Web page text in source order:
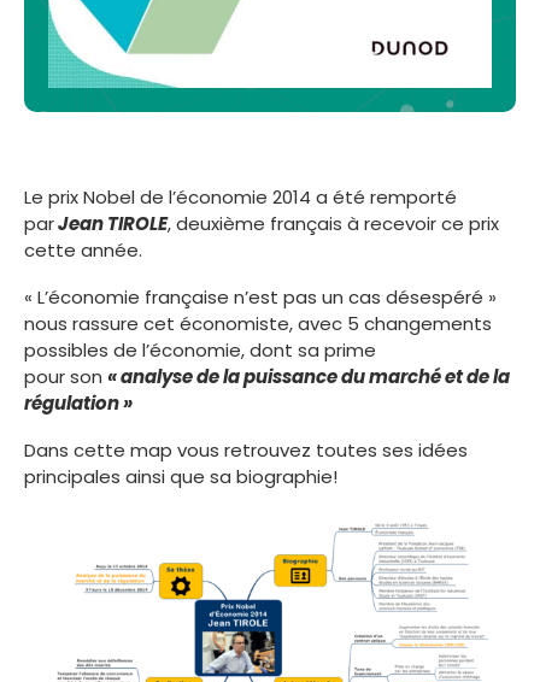
Le prix Nobel de l’économie 2014 a été remporté
parJean TIROLE, deuxième français à recevoir ce prix
cette année.
« L’économie française n’est pas un cas désespéré »
nous rassure cet économiste, avec 5 changements
possibles de l’économie, dont sa prime
pour son « analyse de la puissance du marché et de la
régulation »
Dans cette map vous retrouvez toutes ses idées
principales ainsi que sa biographie!